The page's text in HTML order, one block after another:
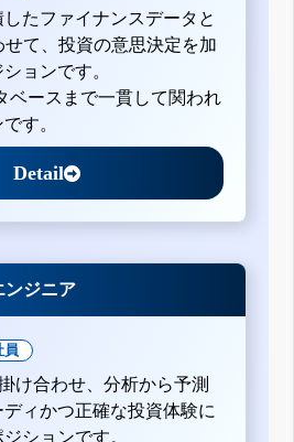
1四半期(平成30年4月1日-平成30年6
(平成29年4月1日-平成30年3月31日)
3四半期(平成29年10月1日-平成29年
2四半期(平成29年7月1日-平成29年9
1四半期(平成29年4月1日-平成29年6
2四半期(平成28年7月1日-平成28年9
(平成27年4月1日-平成28年3月31日)
2四半期(平成27年7月1日-平成27年9
したファイナンスデータと
て、投資の意思決定を加
ョンです。
ベースまで一貫して関われ
す。
Detail
ンジニア
員
け合わせ、分析から予測
ディかつ正確な投資体験に
ションです。